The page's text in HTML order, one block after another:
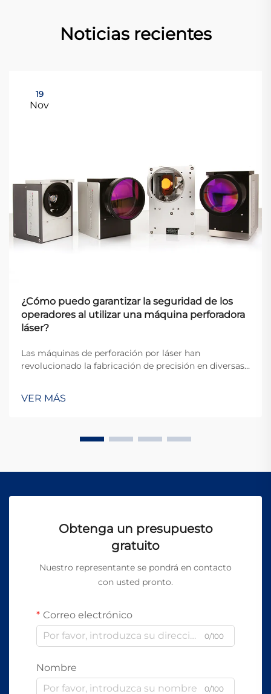
Noticias recientes
19
Nov
¿Cómo puedo garantizar la seguridad de los
operadores al utilizar una máquina perforadora
láser?
Las máquinas de perforación por láser han
revolucionado la fabricación de precisión en diversas
inigualables para crear microagujeros en diversos
materiales. Sin embargo, los potentes haces de láser
VER MÁS
Obtenga un presupuesto
gratuito
Nuestro representante se pondrá en contacto
con usted pronto.
Correo electrónico
0/100
Nombre
0/100